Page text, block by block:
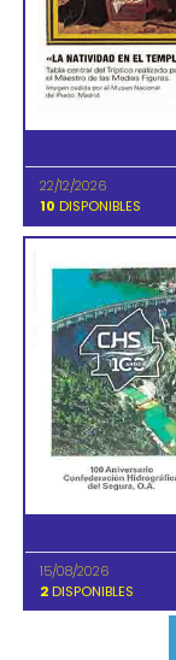
22/12/2026
10 DISPONIBLES
15/08/2026
2 DISPONIBLES